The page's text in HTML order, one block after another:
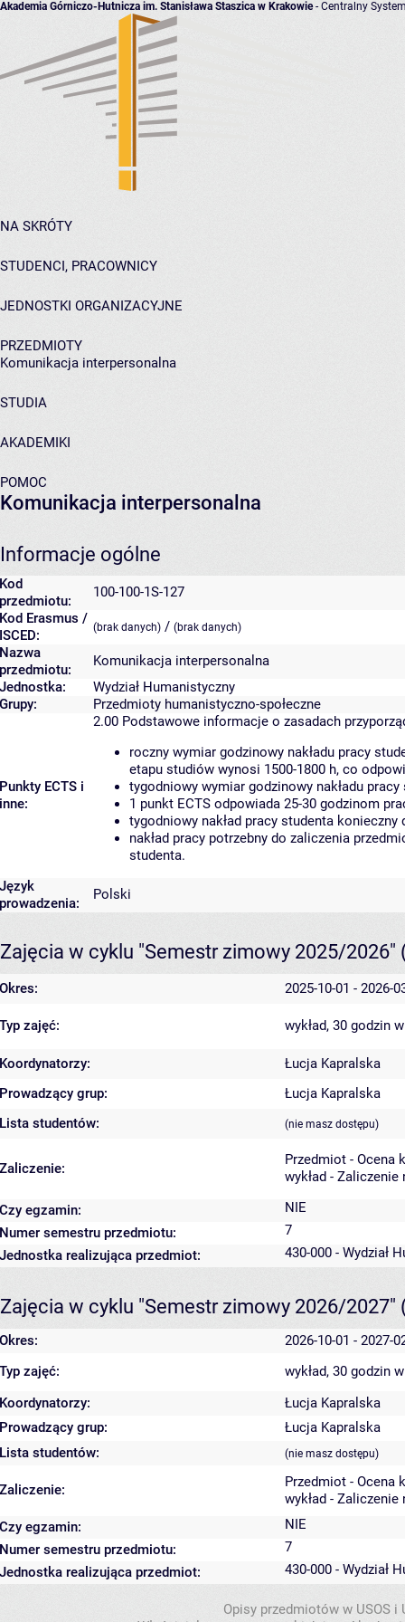
Akademia Górniczo-Hutnicza im. Stanisława Staszica w Krakowie- Centralny
NA SKRÓTY
STUDENCI, PRACOWNICY
JEDNOSTKI ORGANIZACYJNE
PRZEDMIOTY
Komunikacja interpersonalna
STUDIA
AKADEMIKI
POMOC
Komunikacja interpersonalna
Informacje ogólne
Kod
przedmiotu:
100-100-1S-127
Kod Erasmus /
ISCED:
(brak danych) / (brak danych)
Nazwa
przedmiotu:
Komunikacja interpersonalna
Jednostka:
Wydział Humanistyczny
Grupy:
Przedmioty humanistyczno-społeczne
Punkty ECTS i
inne:
2.00 Podstawowe informacje o zasadach
roczny wymiar godzinowy nakładu pracy
etapu studiów wynosi 1500-1800 h, co
tygodniowy wymiar godzinowy nakładu
1 punkt ECTS odpowiada 25-30 godzinom
tygodniowy nakład pracy studenta
nakład pracy potrzebny do zaliczenia
studenta.
Język
prowadzenia:
Polski
Zajęcia w cyklu "Semestr zimowy 2025/2026"
Okres: 2025-10-01 - 2026-
Typ zajęć: wykład, 30 godzin
Koordynatorzy:
Łucja Kapralska
Prowadzący grup:
Łucja Kapralska
Lista studentów:
(nie masz dostępu)
Zaliczenie:
Przedmiot - Ocena
wykład - Zaliczenie
Czy egzamin:
NIE
Numer semestru przedmiotu:
7
Jednostka realizująca przedmiot:
430-000 - Wydział
Zajęcia w cyklu "Semestr zimowy 2026/2027"
Okres:
2026-10-01 - 2027-
Typ zajęć:
wykład, 30 godzin
Koordynatorzy:
Łucja Kapralska
Prowadzący grup:
Łucja Kapralska
Lista studentów:
(nie masz dostępu)
Zaliczenie:
Przedmiot - Ocena
wykład - Zaliczenie
Czy egzamin:
NIE
Numer semestru przedmiotu:
7
Jednostka realizująca przedmiot:
430-000 - Wydział
Opisy przedmiotów w USOS